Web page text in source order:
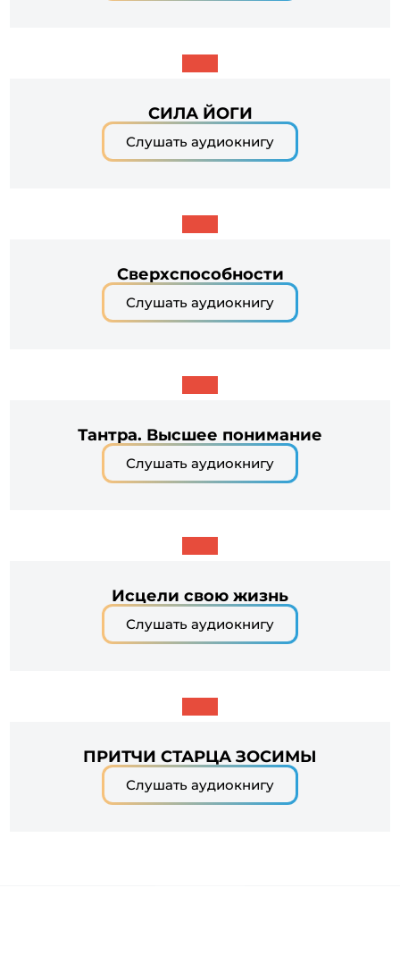
СИЛА ЙОГИ
Слушать аудиокнигу
Сверхспособности
Слушать аудиокнигу
Тантра. Высшее понимание
Слушать аудиокнигу
Исцели свою жизнь
Слушать аудиокнигу
ПРИТЧИ СТАРЦА ЗОСИМЫ
Слушать аудиокнигу